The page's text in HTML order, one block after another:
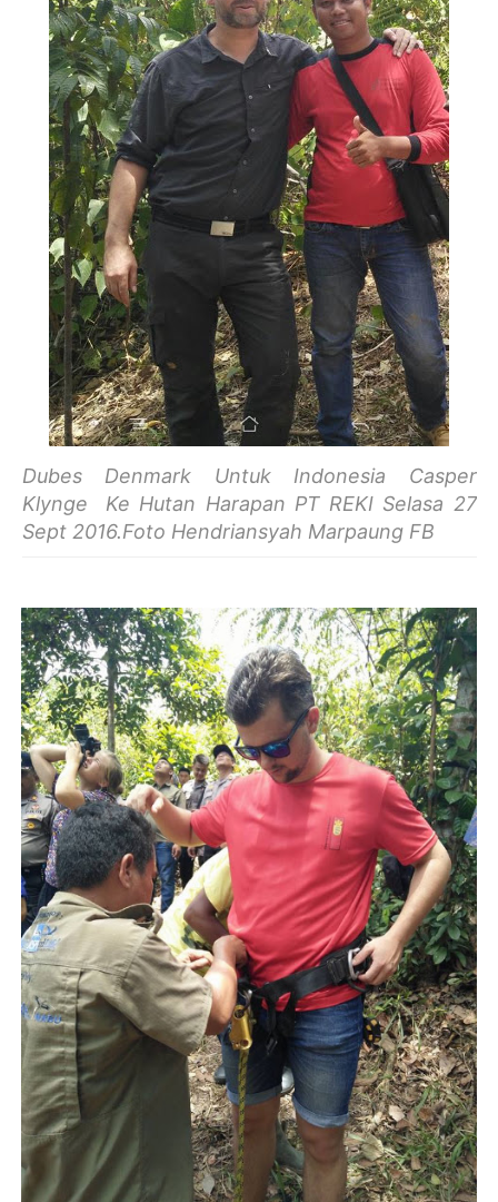
Dubes Denmark Untuk Indonesia Casper
Klynge Ke Hutan Harapan PT REKI Selasa 27
Sept 2016.Foto Hendriansyah Marpaung FB